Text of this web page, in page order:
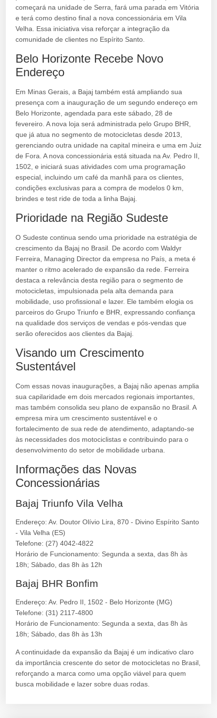
começará na unidade de Serra, fará uma parada em Vitória
e terá como destino final a nova concessionária em Vila
Velha. Essa iniciativa visa reforçar a integração da
comunidade de clientes no Espírito Santo.
Belo Horizonte Recebe Novo
Endereço
Em Minas Gerais, a Bajaj também está ampliando sua
presença com a inauguração de um segundo endereço em
Belo Horizonte, agendada para este sábado, 28 de
fevereiro. A nova loja será administrada pelo Grupo BHR,
que já atua no segmento de motocicletas desde 2013,
gerenciando outra unidade na capital mineira e uma em Juiz
de Fora. A nova concessionária está situada na Av. Pedro II,
1502, e iniciará suas atividades com uma programação
especial, incluindo um café da manhã para os clientes,
condições exclusivas para a compra de modelos 0 km,
brindes e test ride de toda a linha Bajaj.
Prioridade na Região Sudeste
O Sudeste continua sendo uma prioridade na estratégia de
crescimento da Bajaj no Brasil. De acordo com Waldyr
Ferreira, Managing Director da empresa no País, a meta é
manter o ritmo acelerado de expansão da rede. Ferreira
destaca a relevância desta região para o segmento de
motocicletas, impulsionada pela alta demanda para
mobilidade, uso profissional e lazer. Ele também elogia os
parceiros do Grupo Triunfo e BHR, expressando confiança
na qualidade dos serviços de vendas e pós-vendas que
serão oferecidos aos clientes da Bajaj.
Visando um Crescimento
Sustentável
Com essas novas inaugurações, a Bajaj não apenas amplia
sua capilaridade em dois mercados regionais importantes,
mas também consolida seu plano de expansão no Brasil. A
empresa mira um crescimento sustentável e o
fortalecimento de sua rede de atendimento, adaptando-se
às necessidades dos motociclistas e contribuindo para o
desenvolvimento do setor de mobilidade urbana.
Informações das Novas
Concessionárias
Bajaj Triunfo Vila Velha
Endereço: Av. Doutor Olívio Lira, 870 - Divino Espírito Santo
- Vila Velha (ES)
Telefone: (27) 4042-4822
Horário de Funcionamento: Segunda a sexta, das 8h às
18h; Sábado, das 8h às 12h
Bajaj BHR Bonfim
Endereço: Av. Pedro II, 1502 - Belo Horizonte (MG)
Telefone: (31) 2117-4800
Horário de Funcionamento: Segunda a sexta, das 8h às
18h; Sábado, das 8h às 13h
A continuidade da expansão da Bajaj é um indicativo claro
da importância crescente do setor de motocicletas no Brasil,
reforçando a marca como uma opção viável para quem
busca mobilidade e lazer sobre duas rodas.